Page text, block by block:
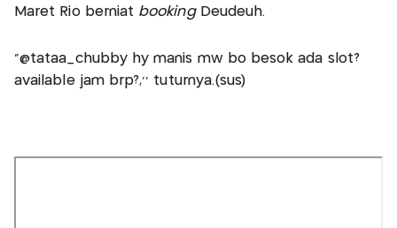
Maret Rio berniat booking Deudeuh.
"@tataa_chubby hy manis mw bo besok ada slot?
available jam brp?,'' tuturnya.(sus)